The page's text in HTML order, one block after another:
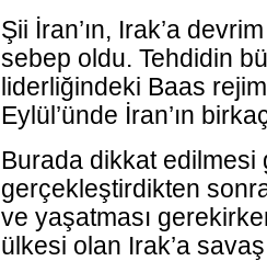
Şii İran’ın, Irak’a
sebep oldu. Tehdidin
liderliğindeki Baas
Eylül’ünde İran’ın
Burada dikkat edilmesi
gerçekleştirdikten
ve yaşatması
ülkesi olan Irak’a savaş